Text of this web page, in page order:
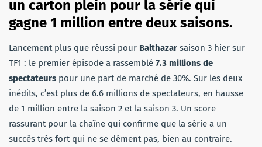
un carton plein pour la série qui
gagne 1 million entre deux saisons.
Lancement plus que réussi pour Balthazar saison 3 hier sur
TF1 : le premier épisode a rassemblé 7.3 millions de
spectateurs pour une part de marché de 30%. Sur les deux
inédits, c’est plus de 6.6 millions de spectateurs, en hausse
de 1 million entre la saison 2 et la saison 3. Un score
rassurant pour la chaîne qui confirme que la série a un
succès très fort qui ne se dément pas, bien au contraire.